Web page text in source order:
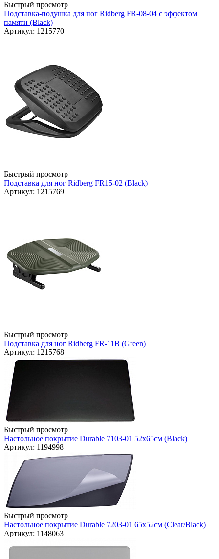
Быстрый просмотр
Подставка-подушка для ног Ridberg FR-08-04 с эффектом
памяти (Black)
Артикул: 1215770
Быстрый просмотр
Подставка для ног Ridberg FR15-02 (Black)
Артикул: 1215769
Быстрый просмотр
Подставка для ног Ridberg FR-11B (Green)
Артикул: 1215768
Быстрый просмотр
Настольное покрытие Durable 7103-01 52х65см (Black)
Артикул: 1194998
Быстрый просмотр
Настольное покрытие Durable 7203-01 65х52см (Clear/Black)
Артикул: 1148063